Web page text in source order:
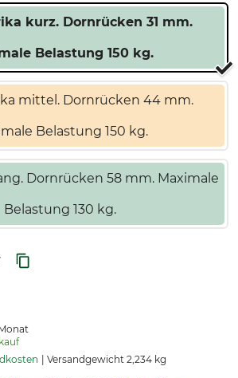
kurz. Dornrücken 31 mm.
Belastung 150 kg.
mittel. Dornrücken 44 mm.
Belastung 150 kg.
Dornrücken 58 mm. Maximale
Belastung 130 kg.
Versandgewicht 2,234 kg